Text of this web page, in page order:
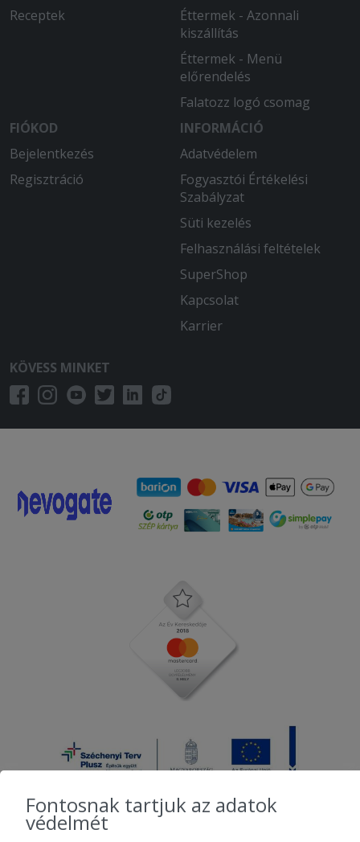
Receptek
Éttermek - Azonnali
kiszállítás
Éttermek - Menü
előrendelés
Falatozz logó csomag
FIÓKOD
Bejelentkezés
Regisztráció
INFORMÁCIÓ
Adatvédelem
Fogyasztói Értékelési
Szabályzat
Süti kezelés
Felhasználási feltételek
SuperShop
Kapcsolat
Karrier
KÖVESS MINKET
Fontosnak tartjuk az adatok
védelmét